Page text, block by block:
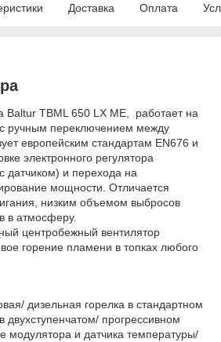
Доставка Оплата
Baltur TBML 650 LX ME, работает на
ручным переключением между
европейским стандартам EN676 и
электронного регулятора
датчиком) и перехода на
мощности. Отличается
низким объемом выбросов
в атмосферу.
центробежный вентилятор
горение пламени в топках любого
дизельная горелка в стандартном
двухступенчатом/ прогрессивном
модулятора и датчика температуры/